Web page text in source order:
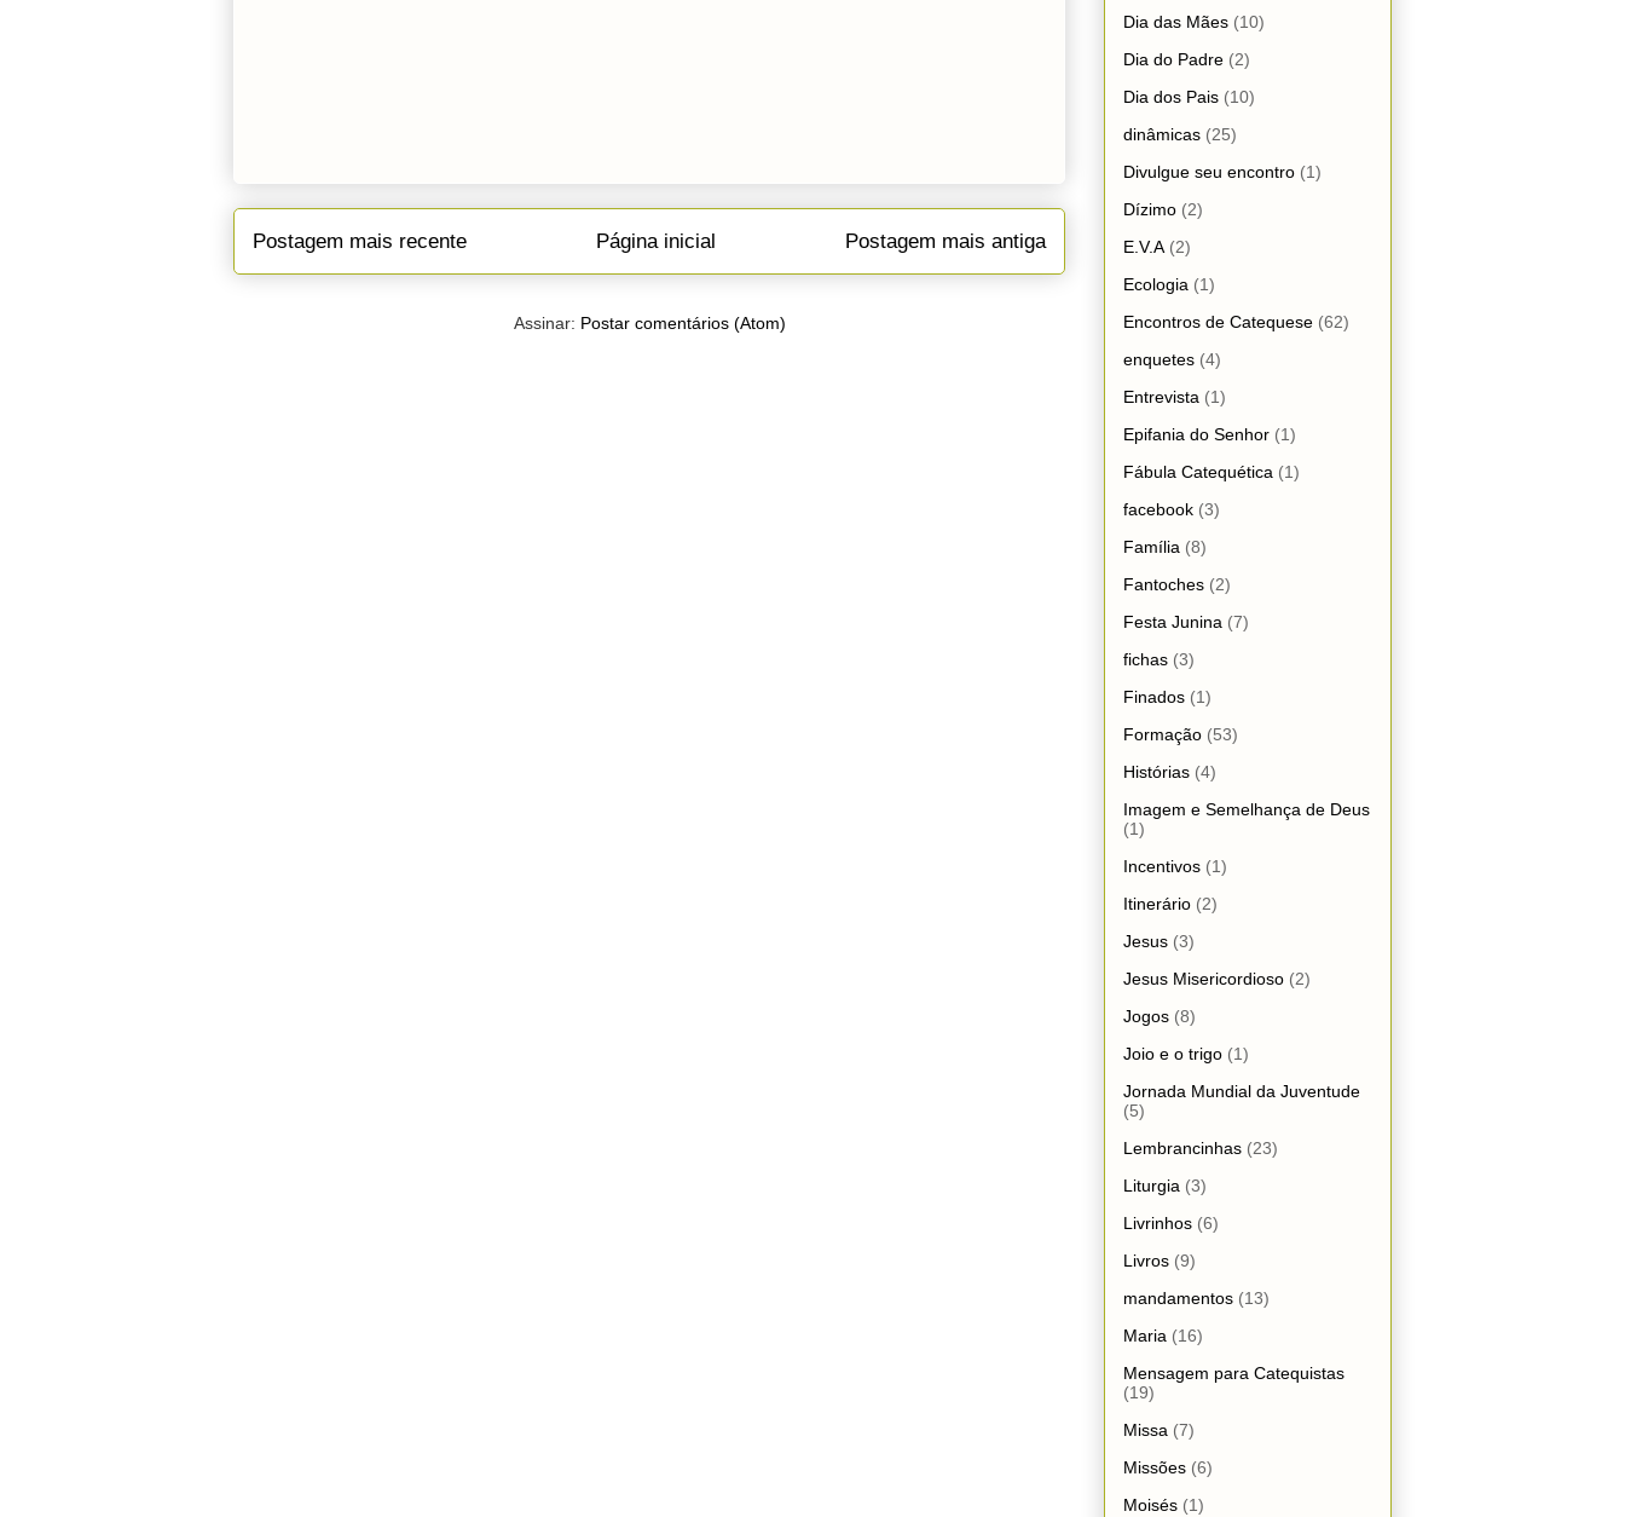
Postagem mais recente Postagem mais antiga
Página inicial
Assinar: Postar comentários (Atom)
Dia das Mães (10)
Dia do Padre (2)
Dia dos Pais (10)
dinâmicas (25)
Divulgue seu encontro (1)
Dízimo (2)
E.V.A (2)
Ecologia (1)
Encontros de Catequese (62)
enquetes (4)
Entrevista (1)
Epifania do Senhor (1)
Fábula Catequética (1)
facebook (3)
Família (8)
Fantoches (2)
Festa Junina (7)
fichas (3)
Finados (1)
Formação (53)
Histórias (4)
Imagem e Semelhança de Deus
(1)
Incentivos (1)
Itinerário (2)
Jesus (3)
Jesus Misericordioso (2)
Jogos (8)
Joio e o trigo (1)
Jornada Mundial da Juventude
(5)
Lembrancinhas (23)
Liturgia (3)
Livrinhos (6)
Livros (9)
mandamentos (13)
Maria (16)
Mensagem para Catequistas
(19)
Missa (7)
Missões (6)
Moisés (1)